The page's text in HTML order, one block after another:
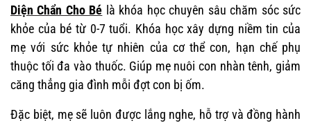
Diện Chẩn Cho Bé là khóa học chuyên sâu chăm sóc sức
khỏe của bé từ 0-7 tuổi. Khóa học xây dựng niềm tin của
mẹ với sức khỏe tự nhiên của cơ thể con, hạn chế phụ
thuộc tối đa vào thuốc. Giúp mẹ nuôi con nhàn tênh, giảm
căng thẳng gia đình mỗi đợt con bị ốm.
Đặc biệt, mẹ sẽ luôn được lắng nghe, hỗ trợ và đồng hành